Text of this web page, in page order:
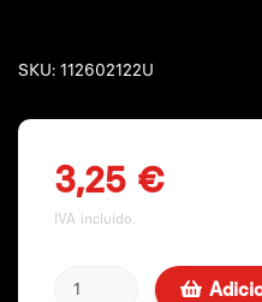
SKU: 112602122U
3,25 €
IVA incluído.